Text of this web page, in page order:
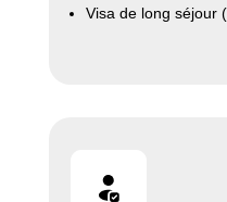
Visa de long séjour